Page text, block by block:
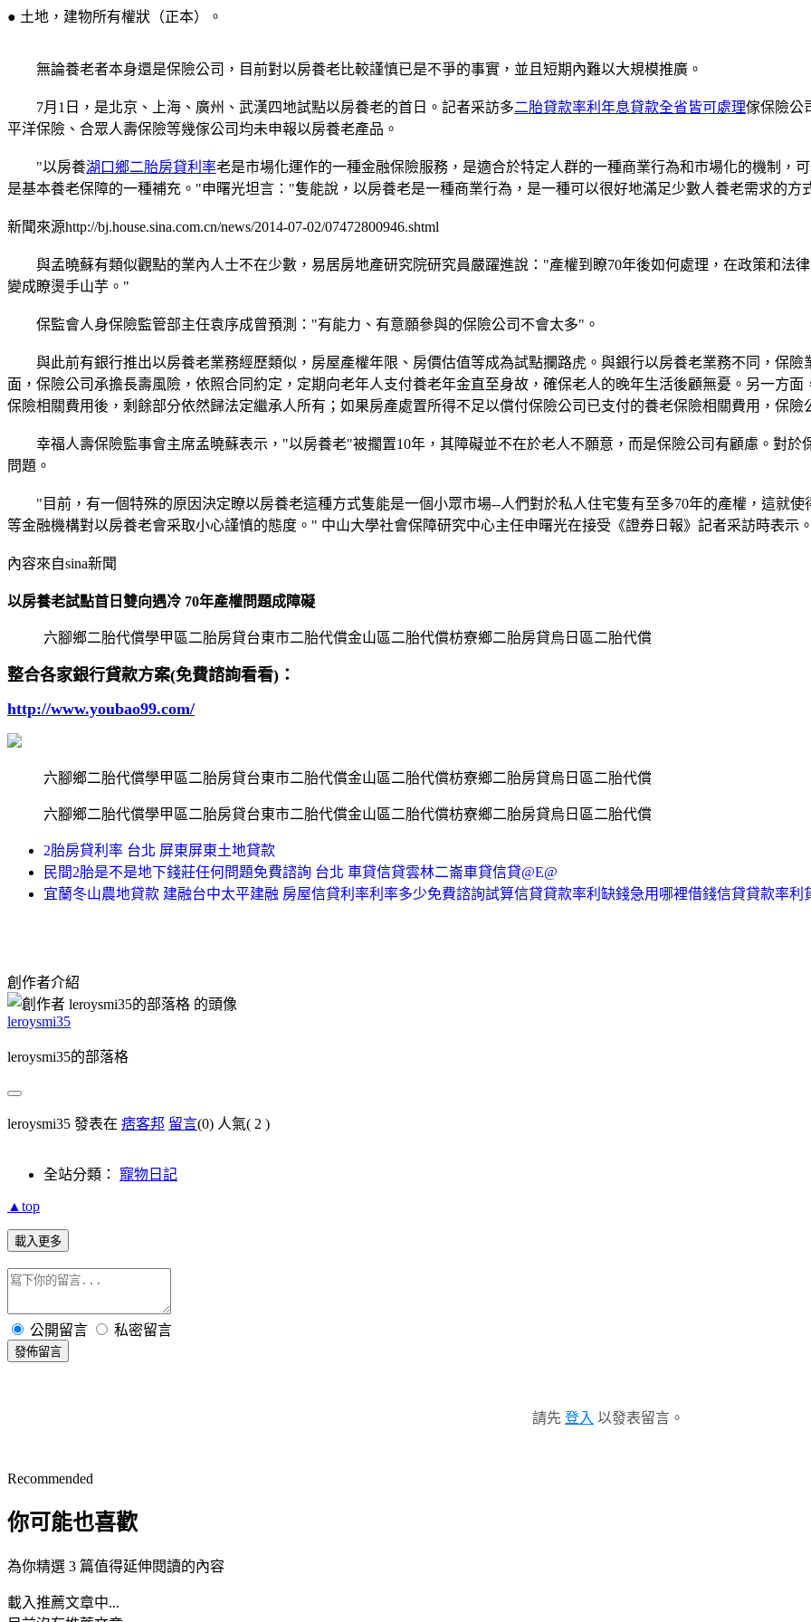
● 土地，建物所有權狀（正本）。
無論養老者本身還是保險公司，目前對以房養老比較謹慎已是不爭的事實，並且短期內難以大規模推廣。
7月1日，是北京、上海、廣州、武漢四地試點以房養老的首日。記者采訪多二胎貸款率利年息貸款全省皆可處理傢保險公
平洋保險、合眾人壽保險等幾傢公司均未申報以房養老產品。
"以房養湖口鄉二胎房貸利率老是市場化運作的一種金融保險服務，是適合於特定人群的一種商業行為和市場化的機制，
是基本養老保障的一種補充。"申曙光坦言："隻能說，以房養老是一種商業行為，是一種可以很好地滿足少數人養老需求的方
新聞來源http://bj.house.sina.com.cn/news/2014-07-02/07472800946.shtml
與孟曉蘇有類似觀點的業內人士不在少數，易居房地產研究院研究員嚴躍進說："產權到瞭70年後如何處理，在政策和法
變成瞭燙手山芋。"
保監會人身保險監管部主任袁序成曾預測："有能力、有意願參與的保險公司不會太多"。
與此前有銀行推出以房養老業務經歷類似，房屋產權年限、房價估值等成為試點攔路虎。與銀行以房養老業務不同，保險
面，保險公司承擔長壽風險，依照合同約定，定期向老年人支付養老年金直至身故，確保老人的晚年生活後顧無憂。另一方
保險相關費用後，剩餘部分依然歸法定繼承人所有；如果房產處置所得不足以償付保險公司已支付的養老保險相關費用，保
幸福人壽保險監事會主席孟曉蘇表示，"以房養老"被擱置10年，其障礙並不在於老人不願意，而是保險公司有顧慮。對於
問題。
"目前，有一個特殊的原因決定瞭以房養老這種方式隻能是一個小眾市場--人們對於私人住宅隻有至多70年的產權，這就使
等金融機構對以房養老會采取小心謹慎的態度。" 中山大學社會保障研究中心主任申曙光在接受《證券日報》記者采訪時表示。
內容來自sina新聞
以房養老試點首日雙向遇冷 70年產權問題成障礙
六腳鄉二胎代償學甲區二胎房貸台東市二胎代償金山區二胎代償枋寮鄉二胎房貸烏日區二胎代償
整合各家銀行貸款方案(免費諮詢看看)：
http://www.youbao99.com/
六腳鄉二胎代償學甲區二胎房貸台東市二胎代償金山區二胎代償枋寮鄉二胎房貸烏日區二胎代償
六腳鄉二胎代償學甲區二胎房貸台東市二胎代償金山區二胎代償枋寮鄉二胎房貸烏日區二胎代償
2胎房貸利率 台北 屏東屏東土地貸款
民間2胎是不是地下錢莊任何問題免費諮詢 台北 車貸信貸雲林二崙車貸信貸@E@
宜蘭冬山農地貸款 建融台中太平建融 房屋信貸利率利率多少免費諮詢試算信貸貸款率利缺錢急用哪裡借錢信貸貸款率利
創作者介紹
leroysmi35
leroysmi35的部落格
leroysmi35 發表在 痞客邦 留言(0) 人氣( 2 )
全站分類： 寵物日記
▲top
載入更多
公開留言 私密留言
發佈留言
請先 登入 以發表留言。
Recommended
你可能也喜歡
為你精選 3 篇值得延伸閱讀的內容
載入推薦文章中...